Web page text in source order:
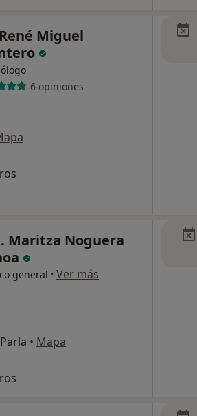
Miguel
6 opiniones
Maritza Noguera
general · Ver más
• Mapa